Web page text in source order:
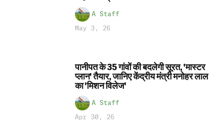
A Staff
May 3, 26
पानीपत के 35 गांवों की बदलेगी सूरत, 'मास्टर
प्लान' तैयार, जानिए केंद्रीय मंत्री मनोहर लाल
का 'मिशन विलेज'
A Staff
Apr 30, 26